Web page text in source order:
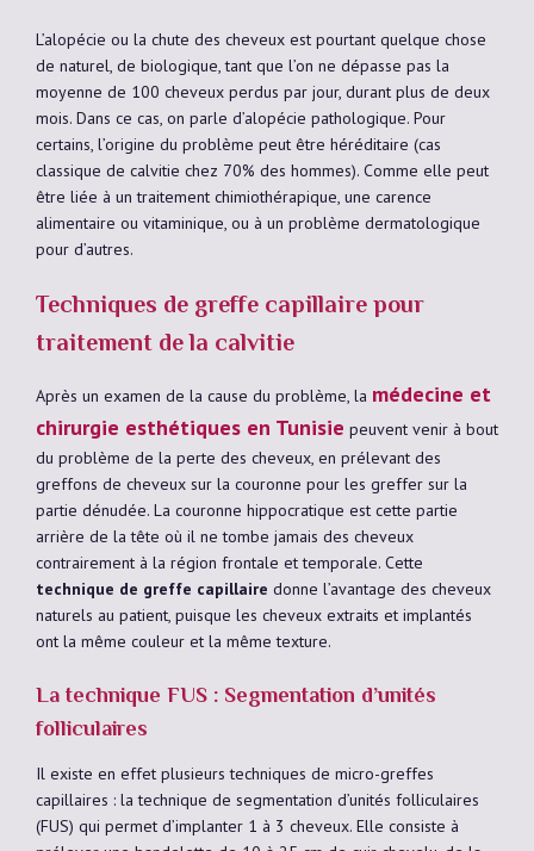
L’alopécie ou la chute des cheveux est pourtant quelque chose
de naturel, de biologique, tant que l’on ne dépasse pas la
moyenne de 100 cheveux perdus par jour, durant plus de deux
mois. Dans ce cas, on parle d’alopécie pathologique. Pour
certains, l’origine du problème peut être héréditaire (cas
classique de calvitie chez 70% des hommes). Comme elle peut
être liée à un traitement chimiothérapique, une carence
alimentaire ou vitaminique, ou à un problème dermatologique
pour d’autres.
Techniques de greffe capillaire pour
traitement de la calvitie
Après un examen de la cause du problème, la médecine et
chirurgie esthétiques en Tunisie peuvent venir à bout
du problème de la perte des cheveux, en prélevant des
greffons de cheveux sur la couronne pour les greffer sur la
partie dénudée. La couronne hippocratique est cette partie
arrière de la tête où il ne tombe jamais des cheveux
contrairement à la région frontale et temporale. Cette
technique de greffe capillaire donne l’avantage des cheveux
naturels au patient, puisque les cheveux extraits et implantés
ont la même couleur et la même texture.
La technique FUS : Segmentation d’unités
folliculaires
Il existe en effet plusieurs techniques de micro-greffes
capillaires : la technique de segmentation d’unités folliculaires
(FUS) qui permet d’implanter 1 à 3 cheveux. Elle consiste à